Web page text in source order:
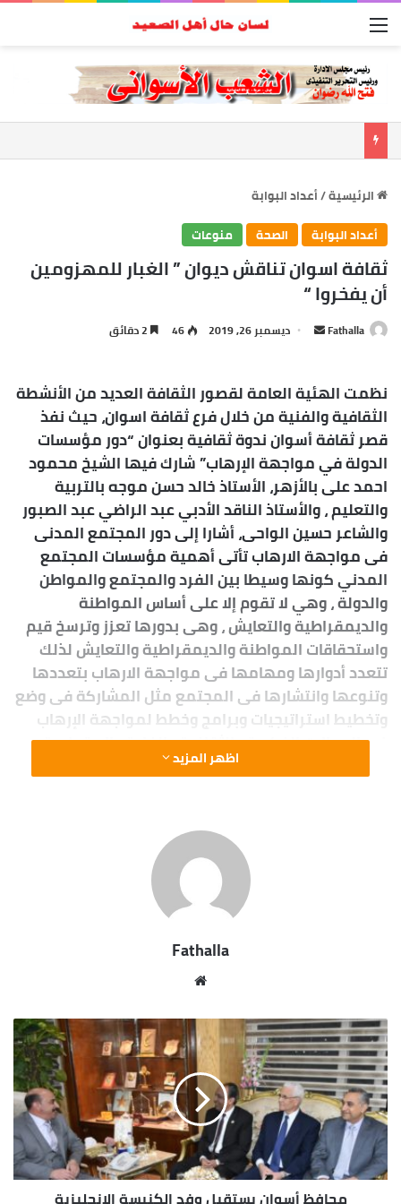
الرئيسية/أعداد البوابة
أعداد البوابة
الصحة منوعات
ثقافة اسوان تناقش ديوان ” الغبار للمهزومين
أن يفخروا “
Fathalla
ل
ب
ر
ي
د
ا
ل
ك
ت
ر
و
ن
ي
ا
ديسمبر 26, 2019 46
نظمت الهئية العامة لقصور الثقافة العديد من الأنشطة
الثقافية والفنية من خلال فرع ثقافة اسوان، حيث نفذ
قصر ثقافة أسوان ندوة ثقافية بعنوان “دور مؤسسات
الدولة في مواجهة الإرهاب” شارك فيها الشيخ محمود
احمد على بالأزهر، الأستاذ خالد حسن موجه بالتربية
والتعليم ، والأستاذ الناقد الأدبي عبد الراضي عبد الصبور
والشاعر حسين الواحى، أشارا إلى دور المجتمع المدنى
فى مواجهة الارهاب تأتى أهمية مؤسسات المجتمع
المدني كونها وسیطا بین الفرد والمجتمع والمواطن
والدولة ، وھي لا تقوم إلا على أساس المواطنة
والدیمقراطیة والتعایش ، وھى بدورها تعزز وترسخ قیم
واستحقاقات المواطنة والدیمقراطیة والتعایش لذلك
تتعدد أدوارها ومهامها فى مواجهة الارهاب بتعددها
وتنوعها وانتشارها فى المجتمع مثل المشاركة فى وضع
وتخطيط استراتيجيات وبرامج وخطط لمواجهة‌ الإرهاب
فى المجالات الفكرية والثقافية والفنية والاجتماعية
للتأكید على علاقة الشراكة بین الحكومة ومنظمات
وفي صنع القرار وتنفیذ استراتیجیات التنمیة ومواجهة
الارهاب، و بحكم انتشار مؤسسات المجتمع المدنى فى
كافة انحاء الوطن واحتكاكها اليومى بالمواطنين
والاحداث، وقدرتها على رصد التغييرات التى تعطى
التسامح والاستنارة من خلال أنشطتها المتنوعة فإنها
تساهم بشكل حقيقى فى تحصين المواطنين ضد التطرف
تشجیع برامج وانشطة نشر ثقافة الحوار وإحترام الرأي
والرأي الآخر، ونبذ ممارسات الاقصاء والتھمیش ضد أي
مجموعة عرقیة أو اجتماعیة, نشر ثقافة إنماء الحس
الوطني والوحدة الوطنیة لدى المواطن .
كما نظم ندوة لمناقشة ديوان ” الغبار للمهزومين أن
يفخروا ” للشاعر حسنى الاتلاتى شارك يها الشاعر محمد
الصاوى و الشاعر محمد علاء و الشاعر محمد المصرى،
الاتلاتى من مواليد قرية الإتلات مركز مطاي محافظة
اظهر المزيد
Fathalla
الوي
ب